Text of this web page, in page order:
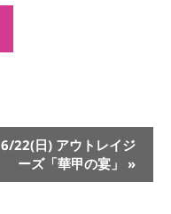
6/22(日) アウトレイジ
ーズ「華甲の宴」 »